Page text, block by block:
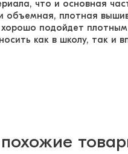
что и основная
объемная, плотная
подойдет
как в школу, так и